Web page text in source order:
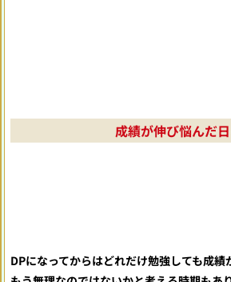
成績が伸び悩んだ
DPになってからはどれだけ勉強しても成績